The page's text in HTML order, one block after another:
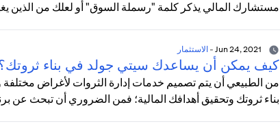
مستشارك المالي يذكر كلمة "رسملة السوق" أو لعلك من الذين
-الاستثمار
كيف يمكن أن يساعدك سيتي جولد في بناء
من الطبيعي أن يتم تصميم خدمات إدارة الثروات لأغراض
بناء ثروتك وتحقيق أهدافك المالية؛ فمن الضروري أن تبحث